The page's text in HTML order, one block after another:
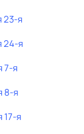
23-я
24-я
7-я
8-я
17-я